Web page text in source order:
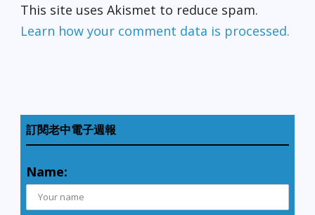
This site uses Akismet to reduce spam.
Learn how your comment data is processed.
訂閱老中電子週報
Name: